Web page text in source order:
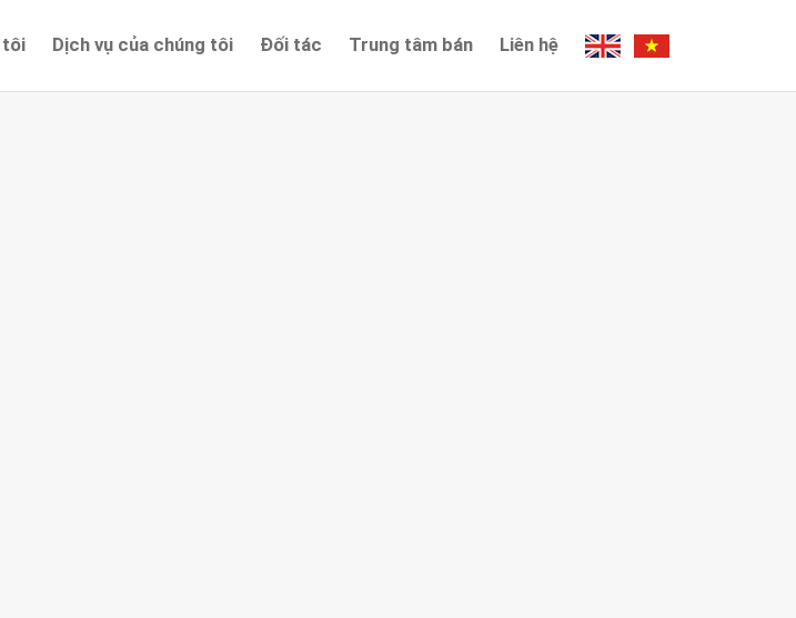
tôi Dịch vụ của chúng tôi Đối tác Trung tâm bán Liên hệ